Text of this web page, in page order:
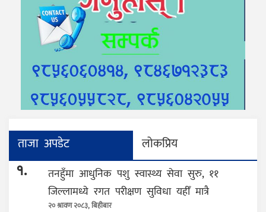
ताजा अपडेट लोकप्रिय
१.
तनहुँमा आधुनिक पशु स्वास्थ्य सेवा सुरु, ११
जिल्लामध्ये रगत परीक्षण सुविधा यहीँ मात्रै
२० श्रावण २०८३, बिहीबार